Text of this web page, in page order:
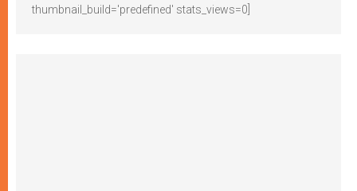
thumbnail_build='predefined' stats_views=0]